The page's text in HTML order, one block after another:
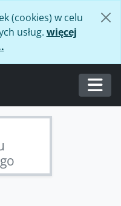
(cookies) w celu
usług. więcej